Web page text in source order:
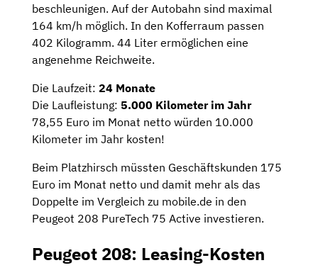
beschleunigen. Auf der Autobahn sind maximal
164 km/h möglich. In den Kofferraum passen
402 Kilogramm. 44 Liter ermöglichen eine
angenehme Reichweite.
Die Laufzeit: 24 Monate
Die Laufleistung: 5.000 Kilometer im Jahr
78,55 Euro im Monat netto würden 10.000
Kilometer im Jahr kosten!
Beim Platzhirsch müssten Geschäftskunden 175
Euro im Monat netto und damit mehr als das
Doppelte im Vergleich zu mobile.de in den
Peugeot 208 PureTech 75 Active investieren.
Peugeot 208: Leasing-Kosten